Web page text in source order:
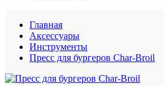
Главная
Аксессуары
Инструменты
Пресс для бургеров Char-Broil